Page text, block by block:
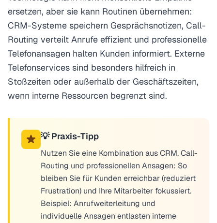
ersetzen, aber sie kann Routinen übernehmen:
CRM-Systeme speichern Gesprächsnotizen, Call-
Routing verteilt Anrufe effizient und professionelle
Telefonansagen halten Kunden informiert. Externe
Telefonservices sind besonders hilfreich in
Stoßzeiten oder außerhalb der Geschäftszeiten,
wenn interne Ressourcen begrenzt sind.
💡 Praxis-Tipp
Nutzen Sie eine Kombination aus CRM, Call-
Routing und professionellen Ansagen: So
bleiben Sie für Kunden erreichbar (reduziert
Frustration) und Ihre Mitarbeiter fokussiert.
Beispiel: Anrufweiterleitung und
individuelle Ansagen entlasten interne